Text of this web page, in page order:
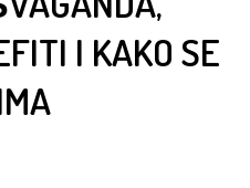
I KAKO SE